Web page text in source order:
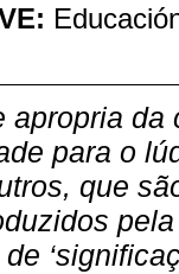
apropria
para o
que